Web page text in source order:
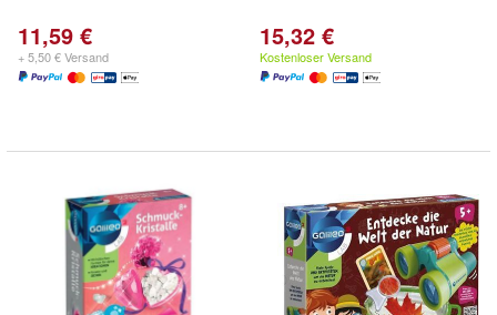
11,59 €
+ 5,50 € Versand
15,32 €
Kostenloser Versand